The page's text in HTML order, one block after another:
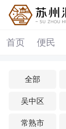
首页 便民
全部
吴中区
常熟市